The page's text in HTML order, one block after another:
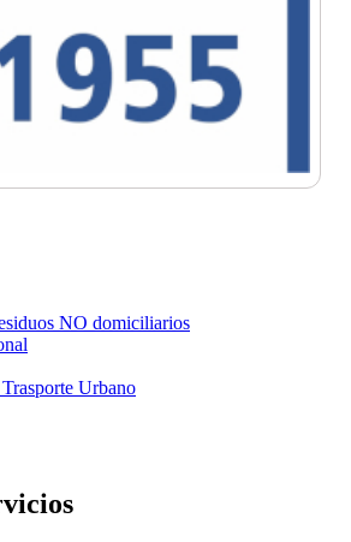
NO domiciliarios
Urbano